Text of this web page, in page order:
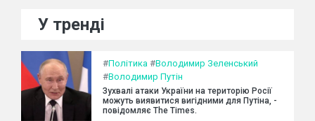
У тренді
#Політика #Володимир Зеленський
#Володимир Путін
Зухвалі атаки України на територію Росії
можуть виявитися вигідними для Путіна, -
повідомляє The Times.